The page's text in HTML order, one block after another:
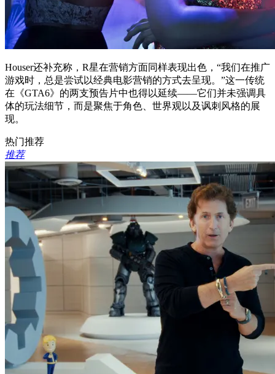
Houser还补充称，R星在营销方面同样表现出色，“我们在推广
游戏时，总是尝试以经典电影营销的方式去呈现。”这一传统
在《GTA6》的两支预告片中也得以延续——它们并未强调具
体的玩法细节，而是聚焦于角色、世界观以及讽刺风格的展
现。
热门推荐
推荐